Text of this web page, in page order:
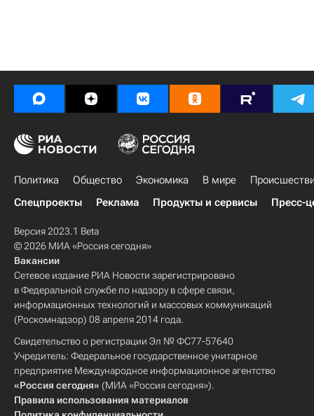
Политика Общество Экономика В мире
Спецпроекты
Реклама Продукты и сервисы Пресс-
Версия 2023.1 Beta
© 2026 МИА «Россия сегодня»
Вакансии
Сетевое издание РИА Новости зарегистрировано
в Федеральной службе по надзору в сфере связи,
информационных технологий и массовых коммуникаций
(Роскомнадзор) 08 апреля 2014 года.
Свидетельство о регистрации Эл № ФС77-57640
Учредитель: Федеральное государственное унитарное
предприятие Международное информационное агентство
«Россия сегодня» (МИА «Россия сегодня»).
Правила использования материалов